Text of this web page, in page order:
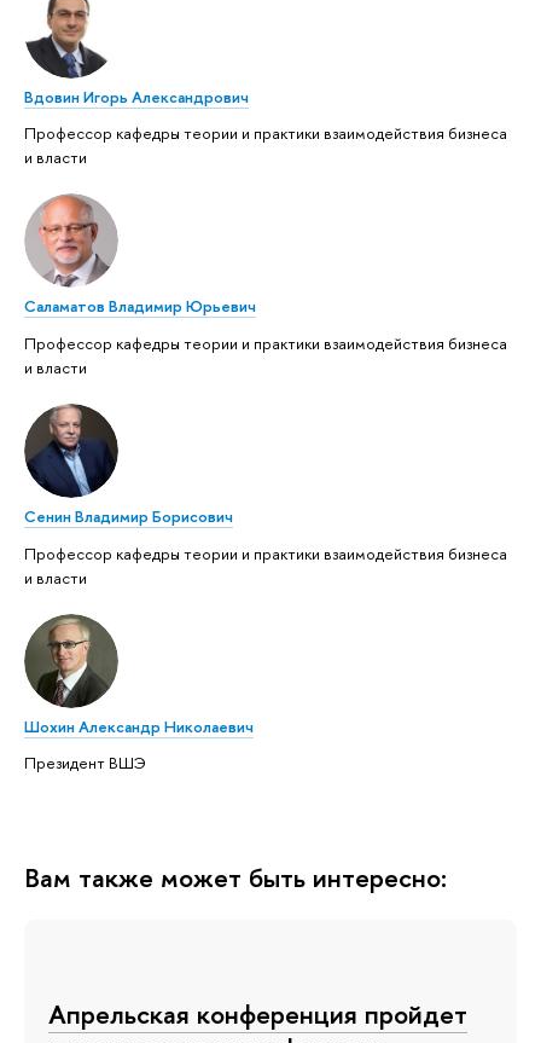
Вдовин Игорь Александрович
Профессор кафедры теории и практики взаимодействия бизнеса
и власти
Саламатов Владимир Юрьевич
Профессор кафедры теории и практики взаимодействия бизнеса
и власти
Сенин Владимир Борисович
Профессор кафедры теории и практики взаимодействия бизнеса
и власти
Шохин Александр Николаевич
Президент ВШЭ
Вам также может быть интересно:
Апрельская конференция пройдет